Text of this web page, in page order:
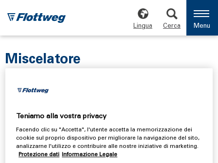
Lingua Cerca Menu
Miscelatore
le caratteristiche del miscelatore Flottweg (DMF). La
continuo di farina di grano e acqua, privo di residui o
incrostazioni. Il miscelatore è realizzato con una
disposizione ottimale delle pale all'interno della
struttura. Ne risulta un impasto omogeneo, che può
Teniamo alla vostra privacy
Facendo clic su "Accetta", l'utente accetta la memorizzazione dei
cookie sul proprio dispositivo per migliorare la navigazione del sito,
analizzarne l'utilizzo e contribuire alle nostre iniziative di marketing.
Protezione dati Informazione Legale